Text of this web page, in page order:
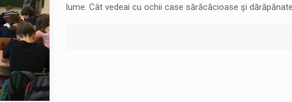
lume. Cât vedeai cu ochii case sărăcăcioase şi